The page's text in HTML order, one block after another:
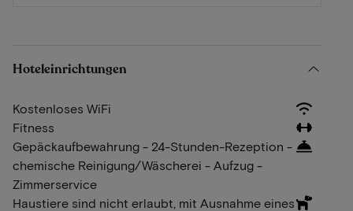
Hoteleinrichtungen
Kostenloses WiFi
Fitness
Gepäckaufbewahrung - 24-Stunden-Rezeption -
chemische Reinigung/Wäscherei - Aufzug -
Zimmerservice
Haustiere sind nicht erlaubt, mit Ausnahme eines